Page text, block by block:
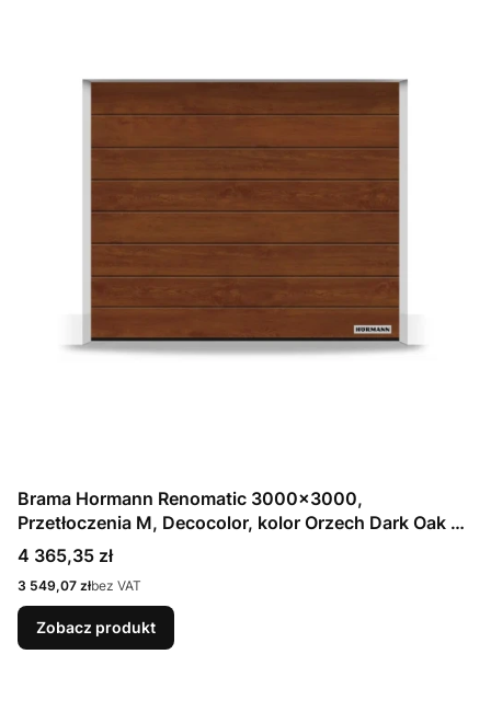
Brama Hormann Renomatic 3000x3000,
Przetłoczenia M, Decocolor, kolor Orzech Dark Oak +
Prowadzenie N
Cena
4 365,35 zł
Cena
3 549,07 złbez VAT
Zobacz produkt